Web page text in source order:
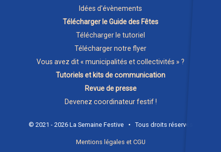
Idées d'évènements
Télécharger le Guide des Fêtes
Télécharger le tutoriel
Télécharger notre flyer
Vous avez dit « municipalités et collectivités » ?
Tutoriels et kits de communication
Revue de presse
Devenez coordinateur festif !
© 2021 - 2026 La Semaine Festive • Tous droits réservés
Mentions légales et CGU